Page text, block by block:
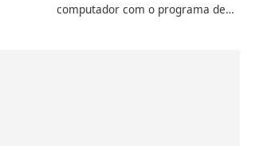
computador com o programa de